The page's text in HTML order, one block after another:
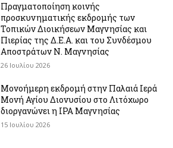
Πραγματοποίηση κοινής
προσκυνηματικής εκδρομής των
Τοπικών Διοικήσεων Μαγνησίας και
Πιερίας της Δ.Ε.Α. και του Συνδέσμου
Αποστράτων Ν. Μαγνησίας
26 Ιουλίου 2026
Μονοήμερη εκδρομή στην Παλαιά Ιερά
Μονή Αγίου Διονυσίου στο Λιτόχωρο
διοργανώνει η IPA Μαγνησίας
15 Ιουλίου 2026